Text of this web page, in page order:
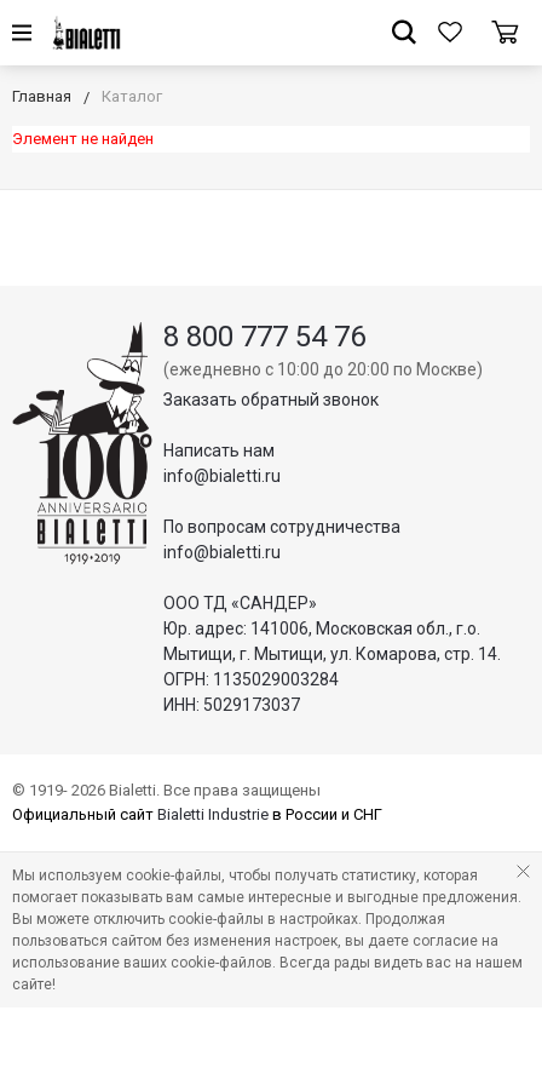
Главная Каталог
Элемент не найден
8 800 777 54 76
(ежедневно с 10:00 до 20:00 по Москве)
Заказать обратный звонок
Написать нам
info@bialetti.ru
По вопросам сотрудничества
info@bialetti.ru
ООО ТД «САНДЕР»
Юр. адрес: 141006, Московская обл., г.о.
Мытищи, г. Мытищи, ул. Комарова, стр. 14.
ОГРН: 1135029003284
ИНН: 5029173037
© 1919- 2026 Bialetti. Все права защищены
Официальный сайт Bialetti Industrie в России и СНГ
Мы используем cookie-файлы, чтобы получать статистику, которая
помогает показывать вам самые интересные и выгодные предложения.
Вы можете отключить cookie-файлы в настройках. Продолжая
пользоваться сайтом без изменения настроек, вы даете согласие на
использование ваших cookie-файлов. Всегда рады видеть вас на нашем
сайте!